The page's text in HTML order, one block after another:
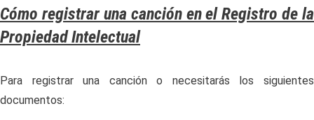
Cómo registrar una canción en el Registro de la
Propiedad Intelectual
Para registrar una canción o necesitarás los siguientes
documentos: